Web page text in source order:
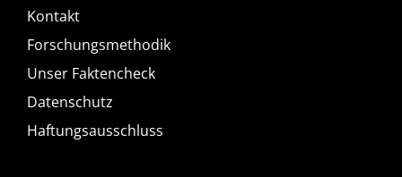
Kontakt
Forschungsmethodik
Unser Faktencheck
Datenschutz
Haftungsausschluss